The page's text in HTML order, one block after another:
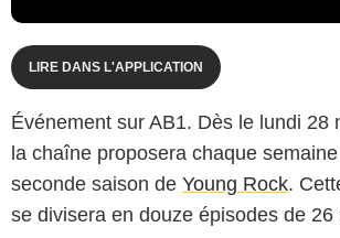
LIRE DANS L'APPLICATION
Événement sur AB1. Dès le lundi 28
la chaîne proposera chaque
seconde saison de Young Rock.
se divisera en douze épisodes de 26